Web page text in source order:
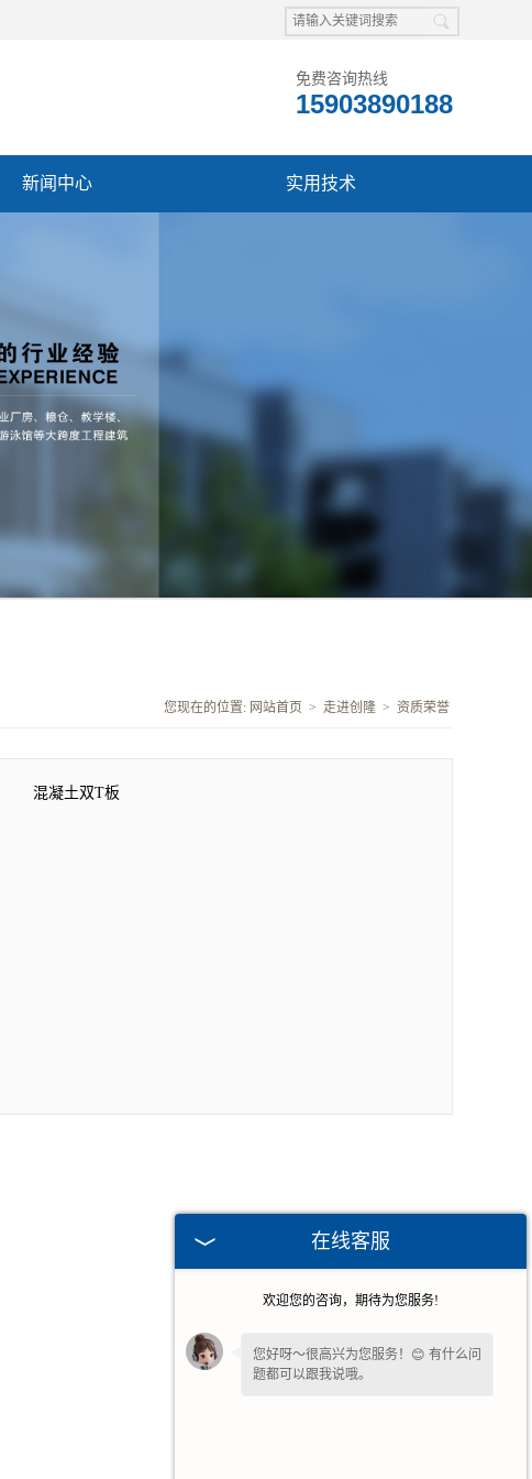
免费咨询热线
15903890188
新闻中心 实用技术
您现在的位置: 网站首页 > 走进创隆 > 资质荣誉
混凝土双T板
在线客服
欢迎您的咨询，期待为您服务!
您好呀～很高兴为您服务！😊 有什么问
题都可以跟我说哦。